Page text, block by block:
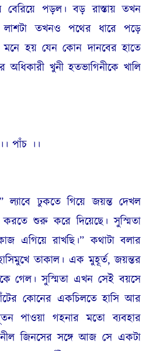
বেরিয়ে পড়ল। বড় রাস্তায় তখন
লাশটা তখনও পথের ধারে পড়ে
হয় যেন কোন দানবের হাতে
অধিকারী খুনী হতভাগিনীকে খালি
।। পাঁচ ।।
ল্যাবে ঢুকতে গিয়ে জয়ন্ত দেখল
শুরু করে দিয়েছে। সুস্মিতা
এগিয়ে রাখছি।” কথাটা বলার
তাকাল। এক মুহূর্ত, জয়ন্তর
গেল। সুস্মিতা এখন সেই বয়সে
কোনের একচিলতে হাসি আর
পাওয়া গহনার মতো ব্যবহার
জিনসের সঙ্গে আজ সে একটা